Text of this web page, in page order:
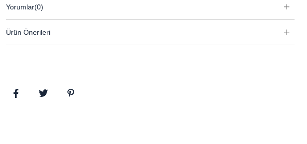
Yorumlar(0)
Ürün Önerileri